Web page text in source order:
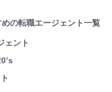
の転職エージェント一覧
ェント